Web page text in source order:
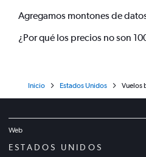
Agregamos montones de
¿Por qué los precios no son
Inicio Estados Unidos Vuelos
Web
ESTADOS UNIDOS